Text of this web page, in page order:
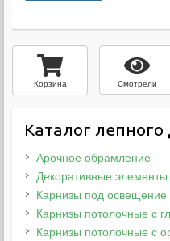
Корзина Смотрели
Каталог лепного
Арочное обрамление
Декоративные
Карнизы под освещение
Карнизы потолочные с
Карнизы потолочные с